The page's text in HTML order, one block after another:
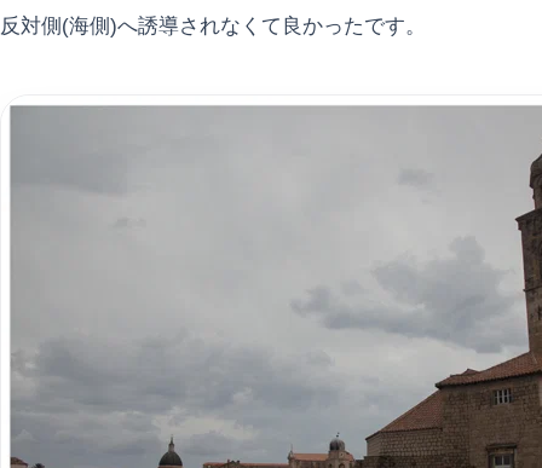
反対側(海側)へ誘導されなくて良かったです。